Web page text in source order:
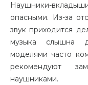
Наушники-
опасными. Из-за
звук приходится
музыка слышна
моделями часто
рекомендуют
наушниками.